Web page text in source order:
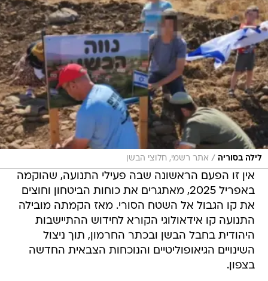
לילה בסוריה / אתר רשמי, חלוצי הבשן
​אין זו הפעם הראשונה שבה פעילי התנועה, שהוקמה
באפריל 2025, מאתגרים את כוחות הביטחון וחוצים
את קו הגבול אל השטח הסורי. מאז הקמתה מובילה
התנועה קו אידאולוגי הקורא לחידוש ההתיישבות
היהודית בחבל הבשן ובכתר החרמון, תוך ניצול
השינויים הגיאופוליטיים והנוכחות הצבאית החדשה
בצפון.